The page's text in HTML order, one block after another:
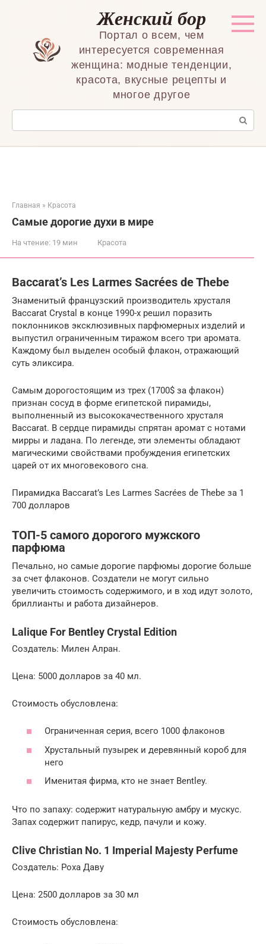
Женский бор
Портал о всем, чем
интересуется современная
женщина: модные тенденции,
красота, вкусные рецепты и
многое другое
Поиск:
Главная » Красота
Самые дорогие духи в мире
На чтение: 19 мин Красота
Baccarat’s Les Larmes Sacrées de Thebe
Знаменитый французский производитель хрусталя
Baccarat Crystal в конце 1990-х решил поразить
поклонников эксклюзивных парфюмерных изделий и
выпустил ограниченным тиражом всего три аромата.
Каждому был выделен особый флакон, отражающий
суть эликсира.
Самым дорогостоящим из трех (1700$ за флакон)
признан сосуд в форме египетской пирамиды,
выполненный из высококачественного хрусталя
Baccarat. В сердце пирамиды спрятан аромат с нотами
мирры и ладана. По легенде, эти элементы обладают
магическими свойствами пробуждения египетских
царей от их многовекового сна.
Пирамидка Baccarat’s Les Larmes Sacrées de Thebe за 1
700 долларов
ТОП-5 самого дорогого мужского
парфюма
Печально, но самые дорогие парфюмы дорогие больше
за счет флаконов. Создатели не могут сильно
увеличить стоимость содержимого, и в ход идут золото,
бриллианты и работа дизайнеров.
Lalique For Bentley Crystal Edition
Создатель: Милен Алран.
Цена: 5000 долларов за 40 мл.
Стоимость обусловлена:
Ограниченная серия, всего 1000 флаконов
Хрустальный пузырек и деревянный короб для
него
Именитая фирма, кто не знает Bentley.
Что по запаху: содержит натуральную амбру и мускус.
Запах содержит папирус, кедр, пачули и кожу.
Clive Christian No. 1 Imperial Majesty Perfume
Создатель: Роха Даву
Цена: 2500 долларов за 30 мл
Стоимость обусловлена: